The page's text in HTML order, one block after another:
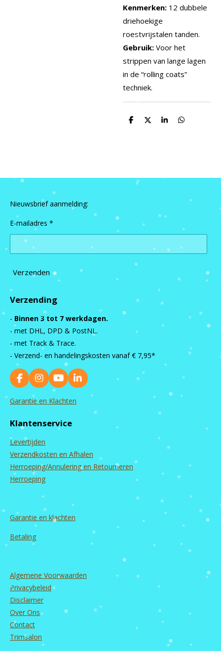
Kenmerken: 12 dubbele
driehoekige
roestvrijstalen tanden.
Gebruik: Voor het
strippen van lange lagen
in de “rolling coats”
techniek.
D
D
S
D
Nieuwsbrief aanmelding:
E-mailadres *
Verzenden
Verzending
- Binnen 3 tot 7 werkdagen.
- met DHL, DPD & PostNL.
- met Track & Trace.
- Verzend- en handelingskosten vanaf € 7,95*
F
a
c
o
k
I
n
s
g
a
m
Y
o
u
b
L
i
Garantie en Klachten
Klantenservice
Levertijden
Verzendkosten en Afhalen
Herroeping/Annulering en Retourneren
Herroeping
Garantie en klachten
Betaling
Algemene Voorwaarden
Privacybeleid
Disclaimer
Over Ons
Contact
Trimsalon